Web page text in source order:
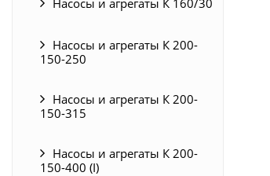
Насосы и агрегаты К 200-
150-250
Насосы и агрегаты К 200-
150-315
Насосы и агрегаты К 200-
150-400 (I)